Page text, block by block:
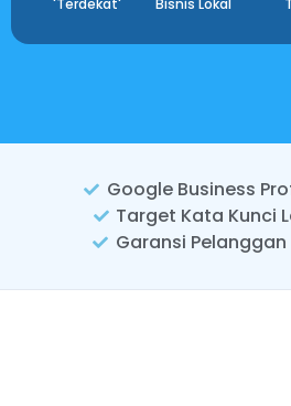
Google Business
Target Kata Kunci
Garansi